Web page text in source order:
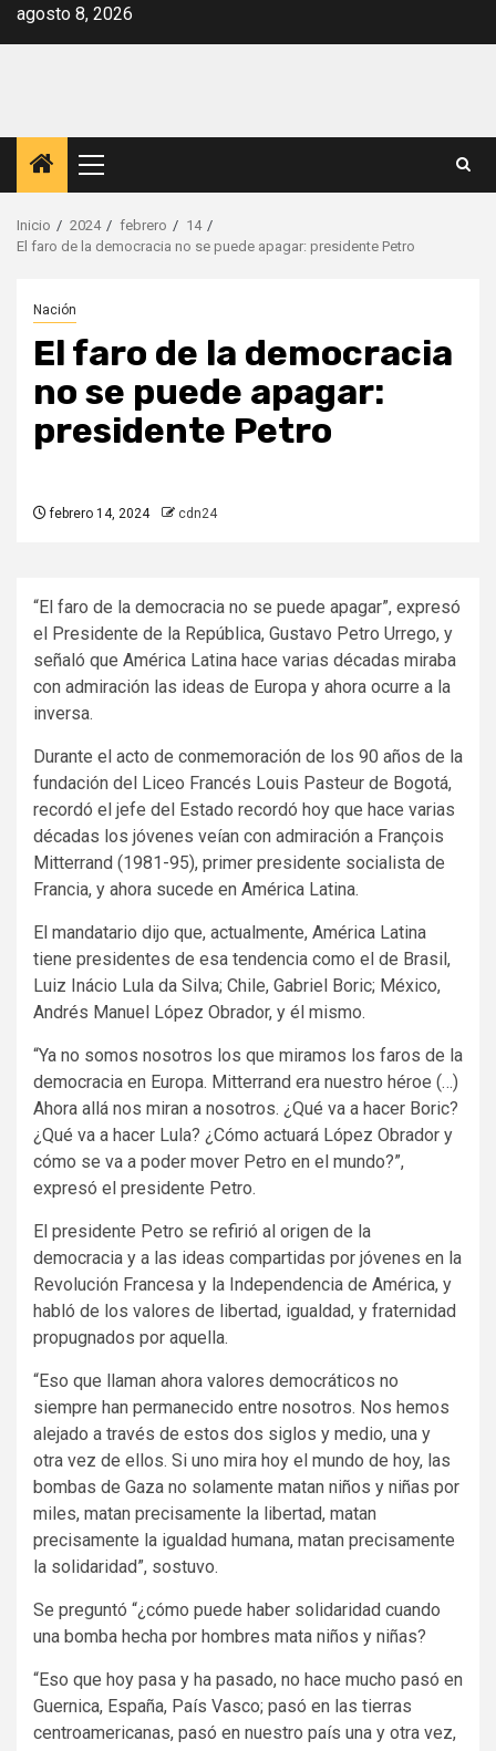
Saltar
agosto 8, 2026
Menú
principal
Inicio 2024 febrero
14
El faro de la democracia no se puede apagar: presidente Petro
Nación
El faro de la democracia
no se puede apagar:
presidente Petro
febrero 14, 2024 cdn24
“El faro de la democracia no se puede apagar”, expresó
el Presidente de la República, Gustavo Petro Urrego, y
señaló que América Latina hace varias décadas miraba
con admiración las ideas de Europa y ahora ocurre a la
inversa.
Durante el acto de conmemoración de los 90 años de la
fundación del Liceo Francés Louis Pasteur​ de Bogotá,
recordó el jefe del Estado recordó hoy que hace varias
décadas los jóvenes veían con admiración a François
Mitterrand (1981-95), primer presidente socialista de
Francia, y ahora sucede en América Latina.
El mandatario dijo que, actualmente, América Latina
tiene presidentes de esa tendencia como el de Brasil,
Luiz Inácio Lula da Silva; Chile, Gabriel Boric; México,
Andrés Manuel López Obrador, y él mismo.
“Ya no somos nosotros los que miramos los faros de la
democracia en Europa. Mitterrand era nuestro héroe (…)
Ahora allá nos miran a nosotros. ¿Qué va a hacer Boric?
¿Qué va a hacer Lula? ¿Cómo actuará López Obrador y
cómo se va a poder mover Petro en el mundo?”,
expresó el presidente Petro.
El presidente Petro se refirió al origen de la
democracia y a las ideas compartidas por jóvenes en la
Revolución Francesa y la Independencia de América, y
habló de los valores de libertad, igualdad, y fraternidad
propugnados por aquella.
“Eso que llaman ahora valores democráticos no
siempre han permanecido entre nosotros. Nos hemos
alejado a través de estos dos siglos y medio, una y
otra vez de ellos. Si uno mira hoy el mundo de hoy, las
bombas de Gaza no solamente matan niños y niñas por
miles, matan precisamente la libertad, matan
precisamente la igualdad humana, matan precisamente
la solidaridad”, sostuvo.
Se preguntó “¿cómo puede haber solidaridad cuando
una bomba hecha por hombres mata niños y niñas?
“Eso que hoy pasa y ha pasado, no hace mucho pasó en
Guernica, España, País Vasco; pasó en las tierras
centroamericanas, pasó en nuestro país una y otra vez,